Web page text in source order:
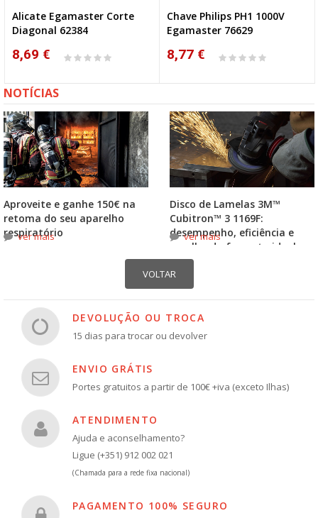
Alicate Egamaster Corte
Diagonal 62384
8,69 €
Chave Philips PH1 1000V
Egamaster 76629
8,77 €
NOTÍCIAS
Aproveite e ganhe 150€ na
retoma do seu aparelho
respiratório
ver mais
Disco de Lamelas 3M™
Cubitron™ 3 1169F:
desempenho, eficiência e
escolha do formato ideal
ver mais
DEVOLUÇÃO OU TROCA
15 dias para trocar ou devolver
ENVIO GRÁTIS
Portes gratuitos a partir de 100€ +iva (exceto Ilhas)
ATENDIMENTO
Ajuda e aconselhamento?
Ligue (+351) 912 002 021
(Chamada para a rede fixa nacional)
PAGAMENTO 100% SEGURO